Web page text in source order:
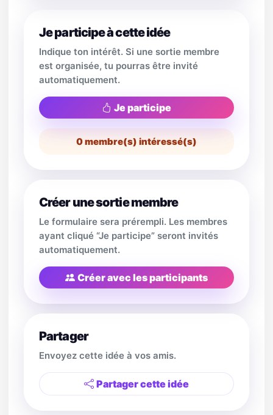
Je participe à cette idée
Indique ton intérêt. Si une sortie membre
est organisée, tu pourras être invité
automatiquement.
Je participe
0membre(s) intéressé(s)
Créer une sortie membre
Le formulaire sera prérempli. Les membres
ayant cliqué “Je participe” seront invités
automatiquement.
Créer avec les participants
Partager
Envoyez cette idée à vos amis.
Partager cette idée